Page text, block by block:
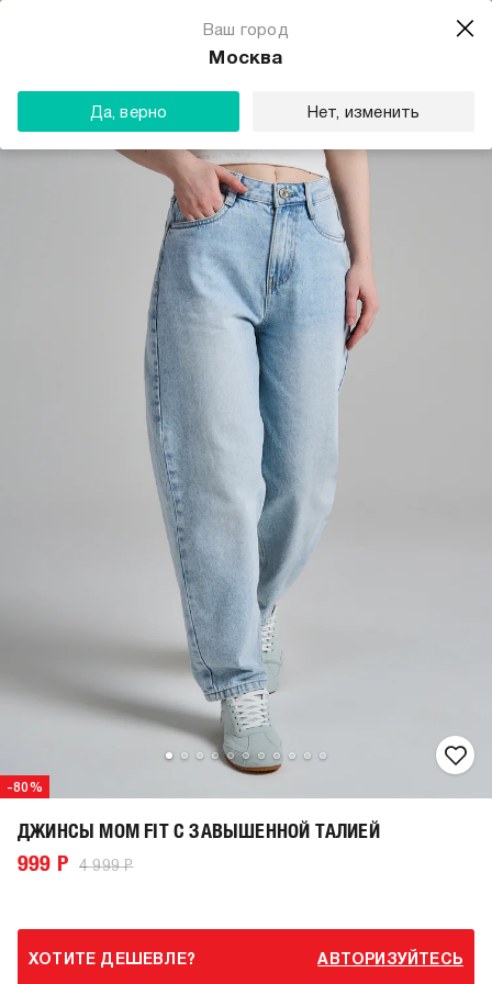
Ваш город
Москва
Да, верно Нет, изменить
-80%
ДЖИНСЫ MOM FIT С ЗАВЫШЕННОЙ ТАЛИЕЙ
999 Р 4 999 Р
ХОТИТЕ ДЕШЕВЛЕ? АВТОРИЗУЙТЕСЬ
Магазин одежды для тебя